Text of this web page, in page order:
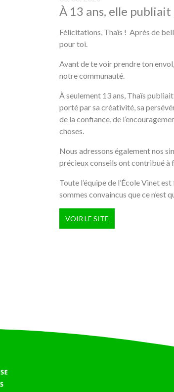
À 13 ans, elle
Félicitations, Thaïs ! Après de
pour toi.
Avant de te voir prendre ton
notre communauté.
À seulement 13 ans, Thaïs
porté par sa créativité, sa
de la confiance, de
choses.
Nous adressons également nos
précieux conseils ont contribué à
Toute l’équipe de l’École Vinet
sommes convaincus que ce n’est
VOIR LE SITE